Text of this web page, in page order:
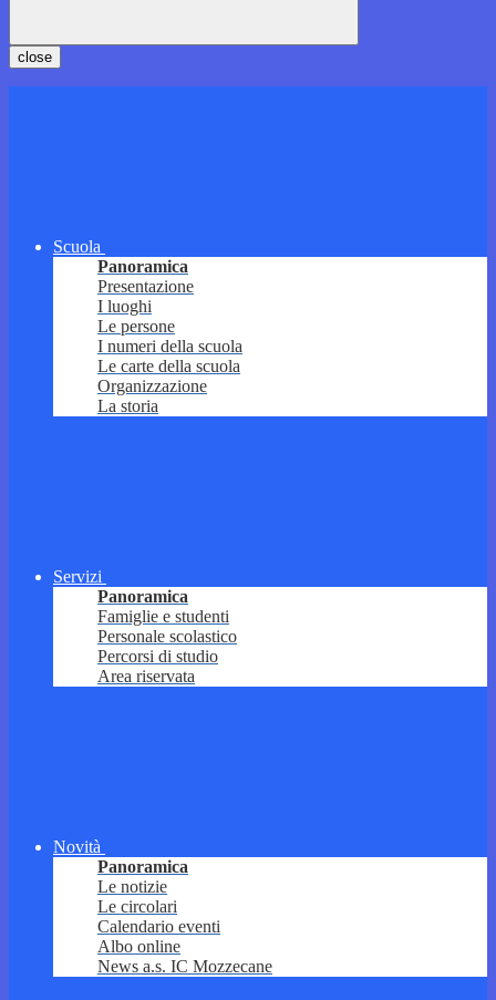
close
Scuola
Panoramica
Presentazione
I luoghi
Le persone
I numeri della scuola
Le carte della scuola
Organizzazione
La storia
Servizi
Panoramica
Famiglie e studenti
Personale scolastico
Percorsi di studio
Area riservata
Novità
Panoramica
Le notizie
Le circolari
Calendario eventi
Albo online
News a.s. IC Mozzecane